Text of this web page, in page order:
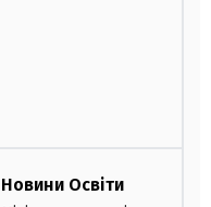
Новини Освіти